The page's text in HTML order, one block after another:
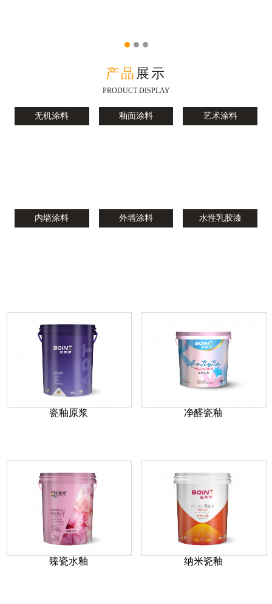
产品 展示
PRODUCT DISPLAY
无机涂料 釉面涂料 艺术涂料
内墙涂料 外墙涂料 水性乳胶漆
瓷釉原浆 净醛瓷釉
臻瓷水釉 纳米瓷釉